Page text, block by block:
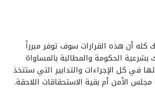
كله أن هذه القرارات سوف توفر مبرراً
بشرعية الحكومة والمطالبة بالمساواة
في كل الإجراءات والتدابير التي ستتخذ
مجلس الأمن أم بقية الاستحقاقات اللاحقة.